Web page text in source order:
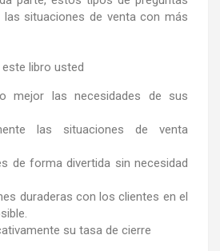
situaciones de venta con más
libro usted
mejor las necesidades de sus
las situaciones de venta
de forma divertida sin necesidad
duraderas con los clientes en el
su tasa de cierre